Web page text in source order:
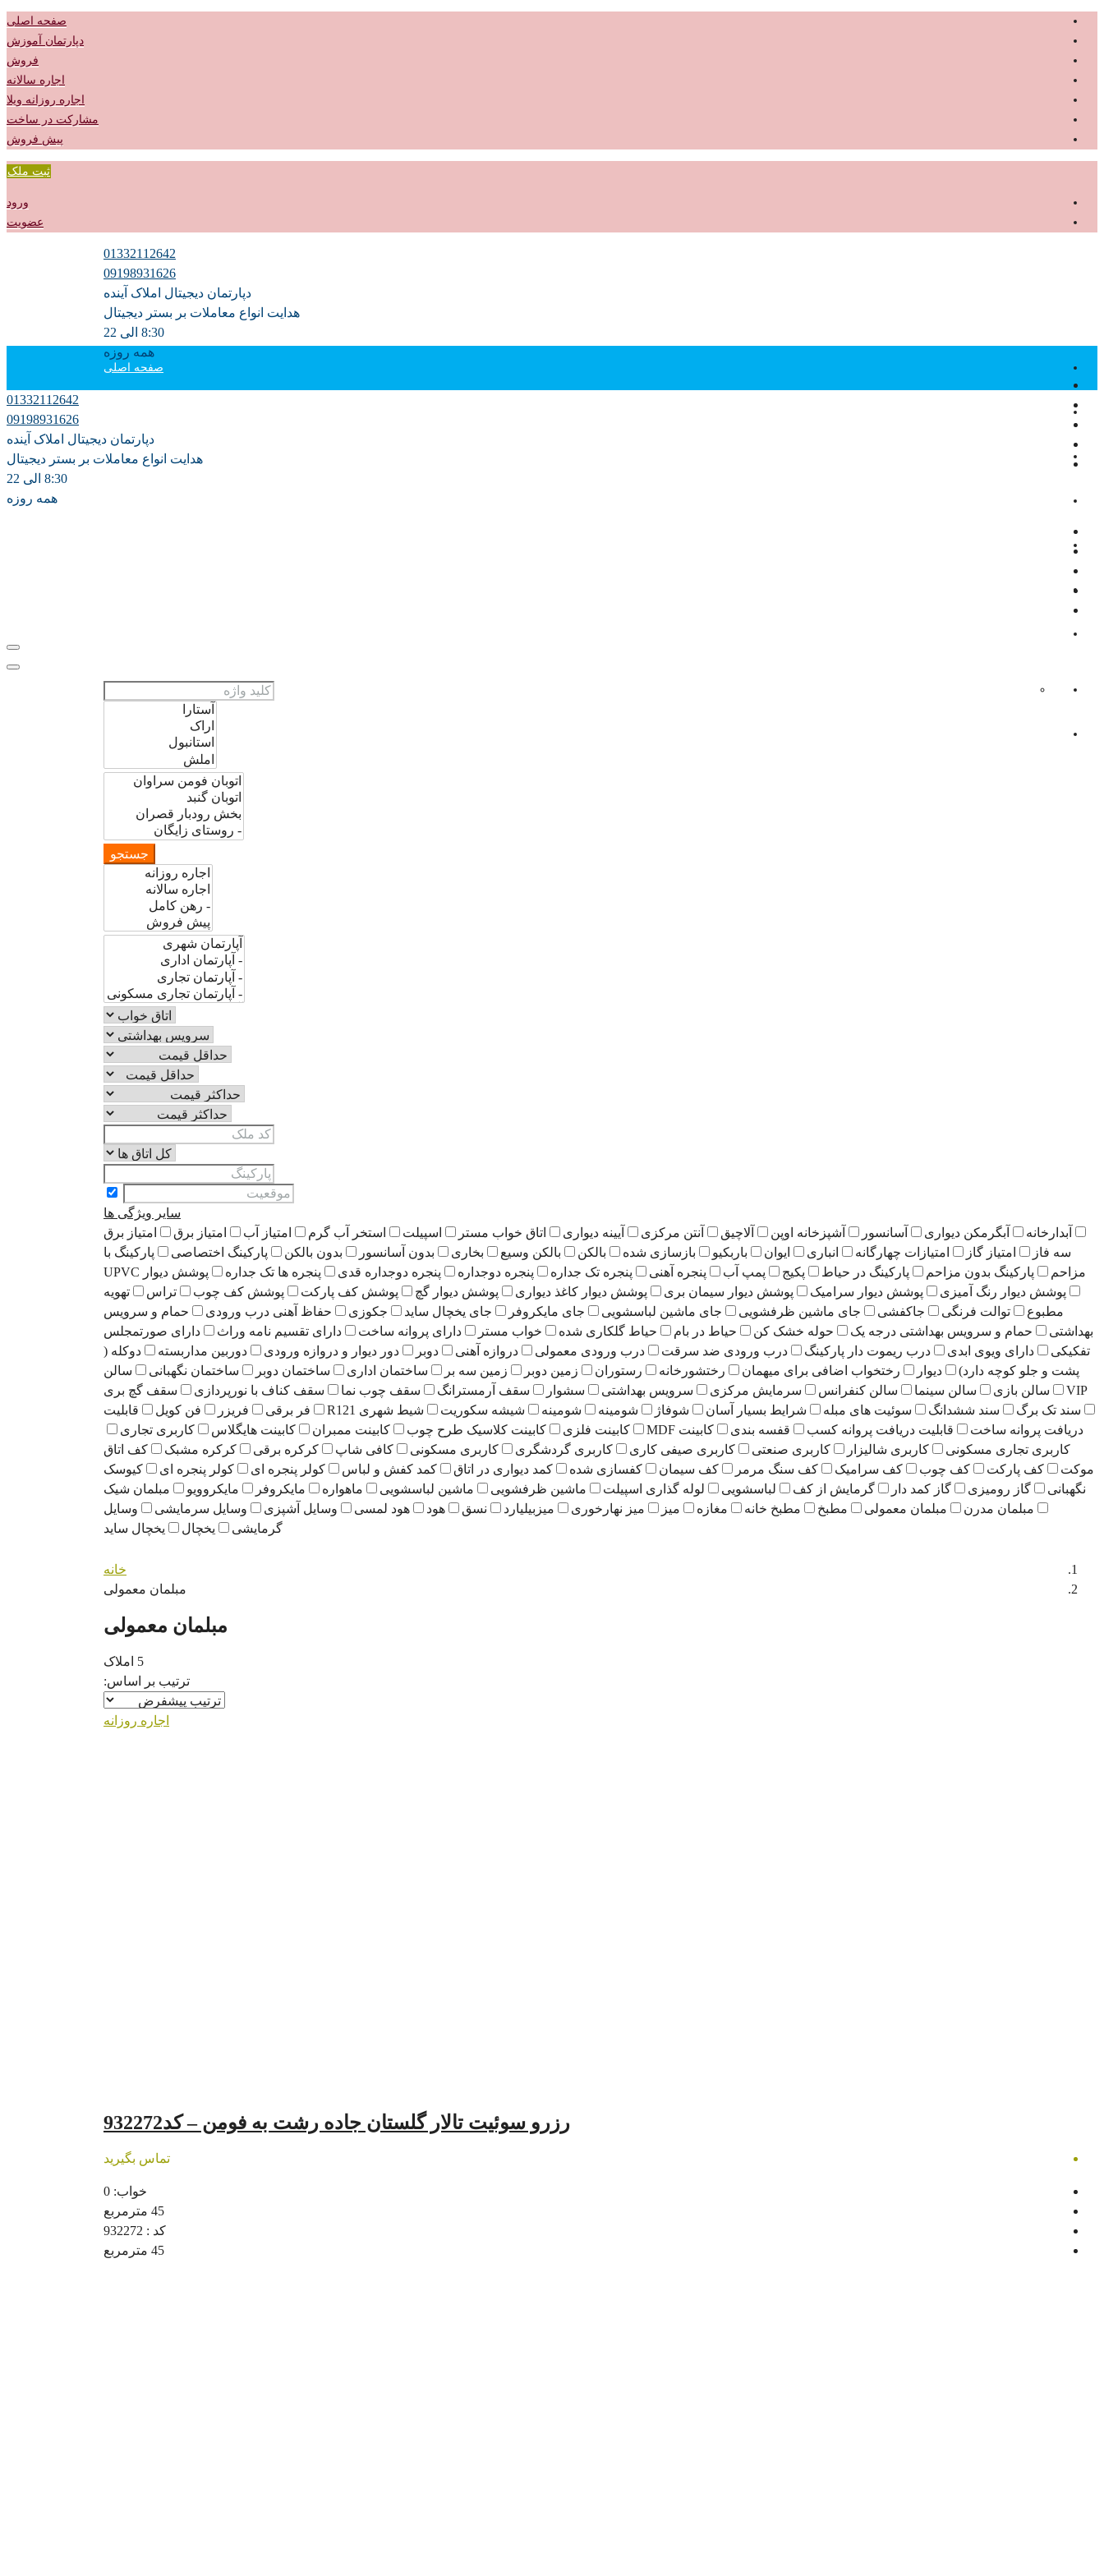
صفحه اصلی
دپارتمان آموزش
فروش
اجاره سالانه
اجاره روزانه ویلا
مشارکت در ساخت
پیش فروش
ثبت ملک
ورود
عضویت
01332112642
09198931626
دپارتمان دیجیتال املاک آینده
هدایت انواع معاملات بر بستر دیجیتال
8:30 الی 22
همه روزه
صفحه اصلی
فروش
01332112642
09198931626
دپارتمان دیجیتال املاک آینده
هدایت انواع معاملات بر بستر دیجیتال
8:30 الی 22
همه روزه
جستجو
سایر ویژگی ها
آبدارخانه
آبگرمکن دیواری آسانسور آشپزخانه اوپن آلاچیق آنتن مرکزی آیینه دیواری اتاق خواب مستر اسپیلت استخر آب گرم امتیاز آب امتیاز برق
امتیاز برق
سه فاز
امتیاز گاز امتیازات چهارگانه انباری ایوان باربکیو بازسازی شده بالکن بالکن وسیع بخاری بدون آسانسور بدون بالکن پارکینگ اختصاصی
پارکینگ با
مزاحم
پارکینگ بدون مزاحم پارکینگ در حیاط پکیج پمپ آب پنجره آهنی پنجره تک جداره پنجره دوجداره پنجره دوجداره قدی پنجره ها تک جداره
پوشش دیوار UPVC
پوشش دیوار رنگ آمیزی
پوشش دیوار سرامیک پوشش دیوار سیمان بری پوشش دیوار کاغذ دیواری پوشش دیوار گچ پوشش کف پارکت پوشش کف چوب تراس
تهویه
مطبوع
توالت فرنگی جاکفشی جای ماشین ظرفشویی جای ماشین لباسشویی جای مایکروفر جای یخچال ساید جکوزی حفاظ آهنی درب ورودی
حمام و سرویس
بهداشتی
حمام و سرویس بهداشتی درجه یک حوله خشک کن حیاط در بام حیاط گلکاری شده خواب مستر دارای پروانه ساخت دارای تقسیم نامه وراث
دارای صورتمجلس
تفکیکی
دارای ویوی ابدی درب ریموت دار پارکینگ درب ورودی ضد سرقت درب ورودی معمولی دروازه آهنی دوبر دور دیوار و دروازه ورودی دوربین مداربسته
دوکله (
پشت و جلو کوچه دارد)
دیوار رختخواب اضافی برای میهمان رختشورخانه رستوران زمین دوبر زمین سه بر ساختمان اداری ساختمان دوبر ساختمان نگهبانی
سالن
VIP
سالن بازی سالن سینما سالن کنفرانس سرمایش مرکزی سرویس بهداشتی سشوار سقف آرمسترانگ سقف چوب نما سقف کناف با نورپردازی
سقف گچ بری
سند تک برگ
سند ششدانگ سوئیت های مبله شرایط بسیار آسان شوفاژ شومینه شومینه شیشه سکوریت شیط شهری R121 فر برقی فریزر فن کویل
قابلیت
دریافت پروانه ساخت
قابلیت دریافت پروانه کسب قفسه بندی کابینت MDF کابینت فلزی کابینت کلاسیک طرح چوب کابینت ممبران کابینت هایگلاس
کاربری تجاری
کاربری تجاری مسکونی
کاربری شالیزار کاربری صنعتی کاربری صیفی کاری کاربری گردشگری کاربری مسکونی کافی شاپ کرکره برقی کرکره مشبک
کف اتاق
موکت
کف پارکت کف چوب کف سرامیک کف سنگ مرمر کف سیمان کفسازی شده کمد دیواری در اتاق کمد کفش و لباس کولر پنجره ای کولر پنجره ای
کیوسک
نگهبانی
گاز رومیزی گاز کمد دار گرمایش از کف لباسشویی لوله گذاری اسپیلت ماشین ظرفشویی ماشین لباسشویی ماهواره مایکروفر مایکروویو
مبلمان شیک
مبلمان مدرن
مبلمان معمولی مطبخ مطبخ خانه مغازه میز میز نهارخوری میزبیلیارد نسق هود هود لمسی وسایل آشپزی وسایل سرمایشی
وسایل
گرمایشی
یخچال یخچال ساید
خانه
مبلمان معمولی
مبلمان معمولی
5 املاک
ترتیب بر اساس:
اجاره روزانه
رزرو سوئیت تالار گلستان جاده رشت به فومن – کد932272
تماس بگیرید
خواب: 0
45 مترمربع
کد : 932272
45 مترمربع